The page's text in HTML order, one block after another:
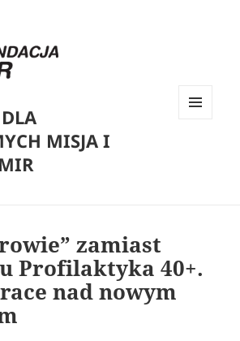
MISJA I
zamiast
Profilaktyka 40+.
nad nowym